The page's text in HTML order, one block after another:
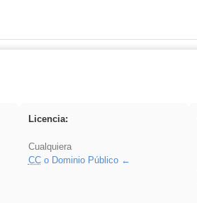
Licencia:
Cualquiera
CCo Dominio Público